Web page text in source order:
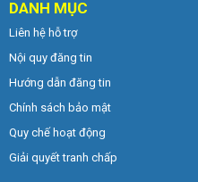
DANH MỤC
Liên hệ hỗ trợ
Nội quy đăng tin
Hướng dẫn đăng tin
Chính sách bảo mật
Quy chế hoạt động
Giải quyết tranh chấp